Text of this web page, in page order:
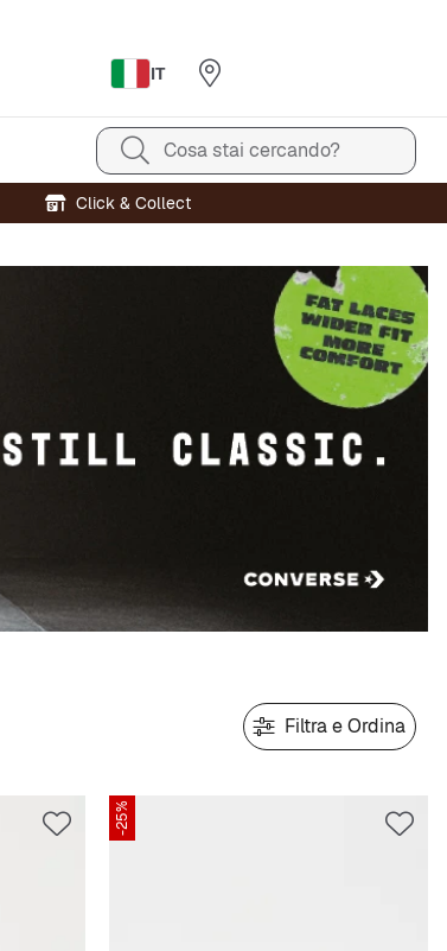
IT
Cosa stai cercando?
Click & Collect
Filtra e Ordina
-25%